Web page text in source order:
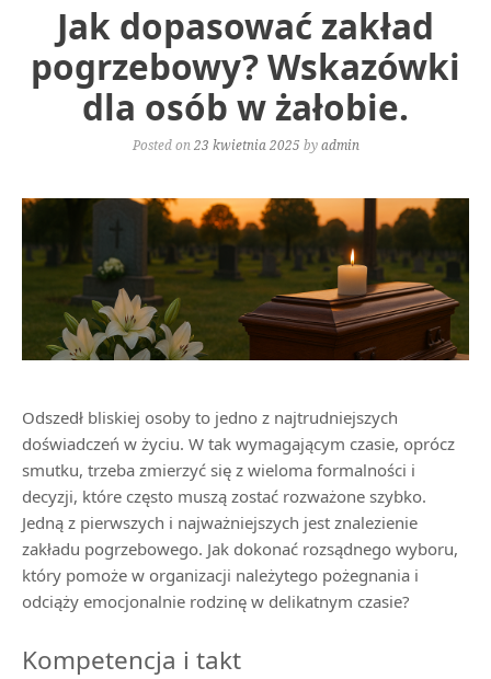
Jak dopasować zakład
pogrzebowy? Wskazówki
dla osób w żałobie.
Posted on 23 kwietnia 2025 byadmin
Odszedł bliskiej osoby to jedno z najtrudniejszych
doświadczeń w życiu. W tak wymagającym czasie, oprócz
smutku, trzeba zmierzyć się z wieloma formalności i
decyzji, które często muszą zostać rozważone szybko.
Jedną z pierwszych i najważniejszych jest znalezienie
zakładu pogrzebowego. Jak dokonać rozsądnego wyboru,
który pomoże w organizacji należytego pożegnania i
odciąży emocjonalnie rodzinę w delikatnym czasie?
Kompetencja i takt